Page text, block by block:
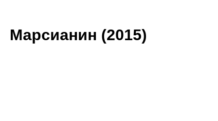
Марсианин (2015)